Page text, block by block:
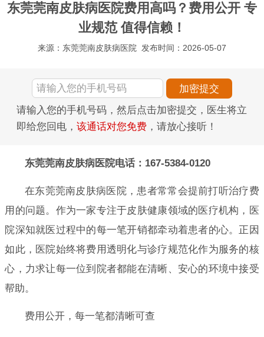
东莞莞南皮肤病医院费用高吗？费用公开 专
业规范 值得信赖！
来源：东莞莞南皮肤病医院 发布时间：2026-05-07
请输入您的手机号码，然后点击加密提交，医生将立
即给您回电， 该通话对您免费 ，请放心接听！
东莞莞南皮肤病医院电话：167-5384-0120
在东莞莞南皮肤病医院，患者常常会提前打听治疗费
用的问题。作为一家专注于皮肤健康领域的医疗机构，医
院深知就医过程中的每一笔开销都牵动着患者的心。正因
如此，医院始终将费用透明化与诊疗规范化作为服务的核
心，力求让每一位到院者都能在清晰、安心的环境中接受
帮助。
费用公开，每一笔都清晰可查